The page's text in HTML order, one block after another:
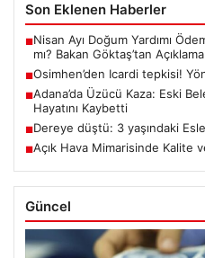
Son Eklenen Haberler
■Nisan Ayı Doğum Yardımı
mı? Bakan Göktaş’tan Açıklama
■Osimhen’den Icardi tepkisi!
■Adana’da Üzücü Kaza: Eski
Hayatını Kaybetti
■Dereye düştü: 3 yaşındaki
■Açık Hava Mimarisinde Kalite
Güncel